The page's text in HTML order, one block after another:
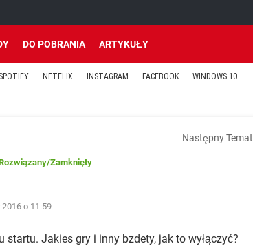
DO POBRANIA ARTYKUŁY
SPOTIFY NETFLIX INSTAGRAM FACEBOOK WINDOWS 10
Następny Temat
/Zamknięty
2016 o 11:59
Jakies gry i inny bzdety, jak to wyłączyć?